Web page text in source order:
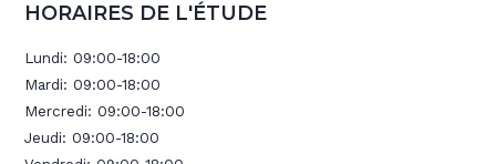
HORAIRES DE L'ÉTUDE
Lundi:09:00-18:00
Mardi:09:00-18:00
Mercredi:09:00-18:00
Jeudi:09:00-18:00